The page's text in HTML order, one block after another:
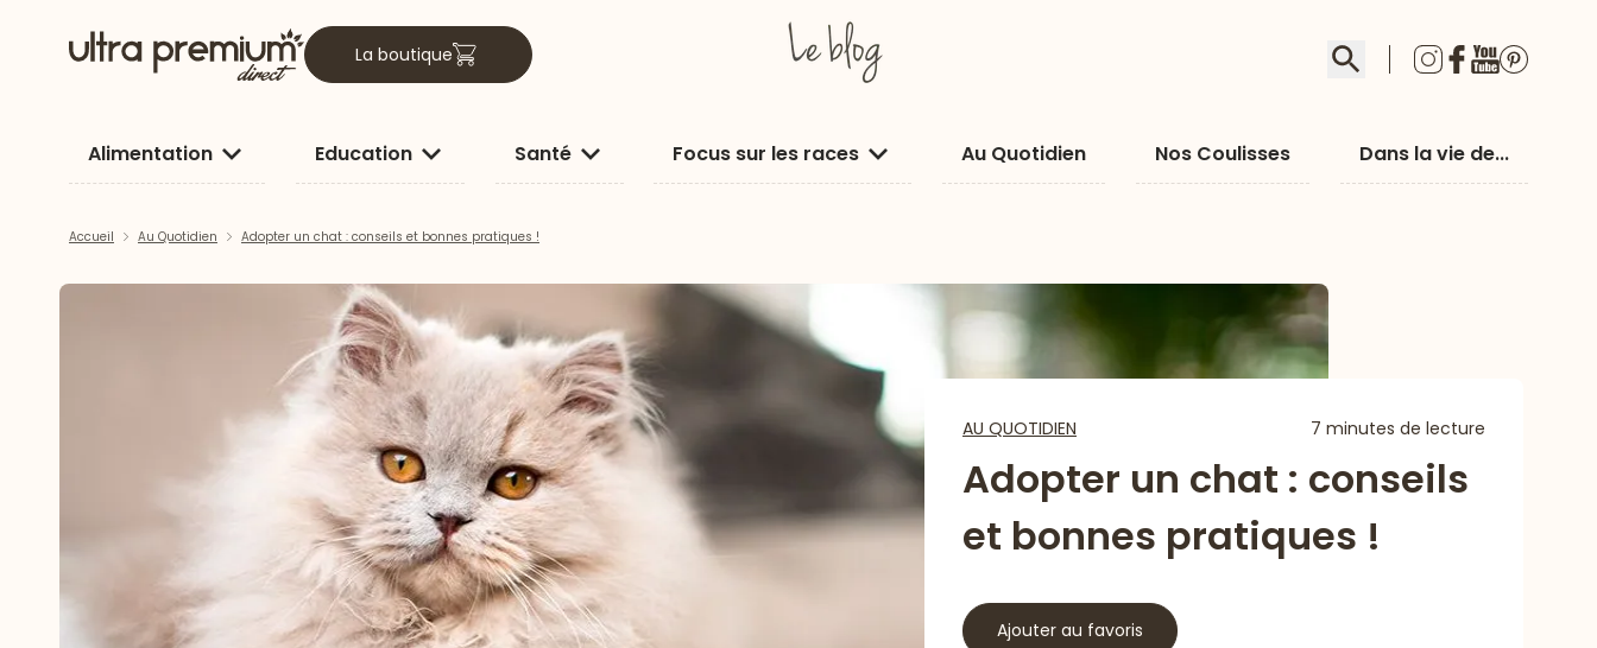
La boutique Rechercher
Alimentation Education Santé Focus sur les races Au Quotidien Nos Coulisses Dans la vie de...
Accueil Au Quotidien Adopter un chat : conseils et bonnes pratiques !
AU QUOTIDIEN 7 minutes de lecture
Adopter un chat : conseils
et bonnes pratiques !
Ajouter au favoris